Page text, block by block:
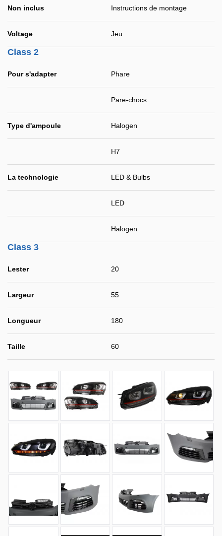
Non inclus Instructions de montage
Voltage Jeu
Class 2
Pour s'adapter Phare
Pare-chocs
Type d'ampoule Halogen
H7
La technologie LED & Bulbs
LED
Halogen
Class 3
Lester 20
Largeur 55
Longueur 180
Taille 60